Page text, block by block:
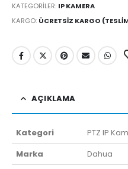
KATEGORILER: IP KAMERA
KARGO: ÜCRETSIZ KARGO
AÇIKLAMA
Kategori
PTZ IP
Marka
Dahua